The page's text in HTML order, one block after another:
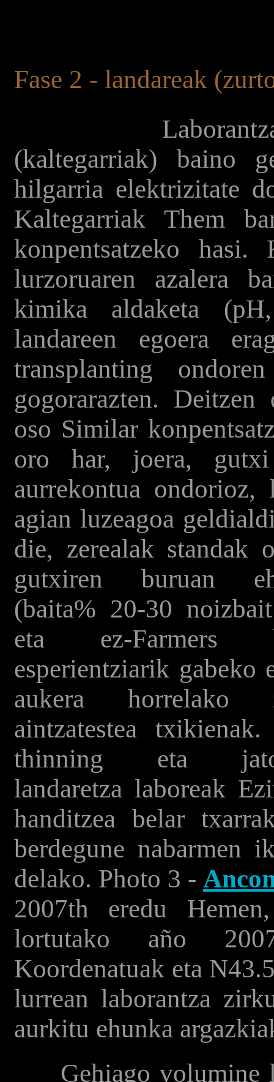
Fase 2 - landareak
Laborantza
(kaltegarriak) baino
hilgarria elektrizitate
Kaltegarriak Them
konpentsatzeko hasi.
lurzoruaren azalera
kimika aldaketa
landareen egoera
transplanting
gogorarazten.
oso Similar
oro har, joera,
aurrekontua ondorioz,
agian luzeagoa
die, zerealak standak
gutxiren buruan
(baita% 20-30
eta ez-Farmers
esperientziarik gabeko
aukera horrelako
aintzatestea
thinning eta
landaretza laboreak
handitzea belar
berdegune nabarmen
delako. Photo 3 -
2007th eredu
lortutako año
Koordenatuak eta
lurrean laborantza
aurkitu ehunka
Gehiago volumine